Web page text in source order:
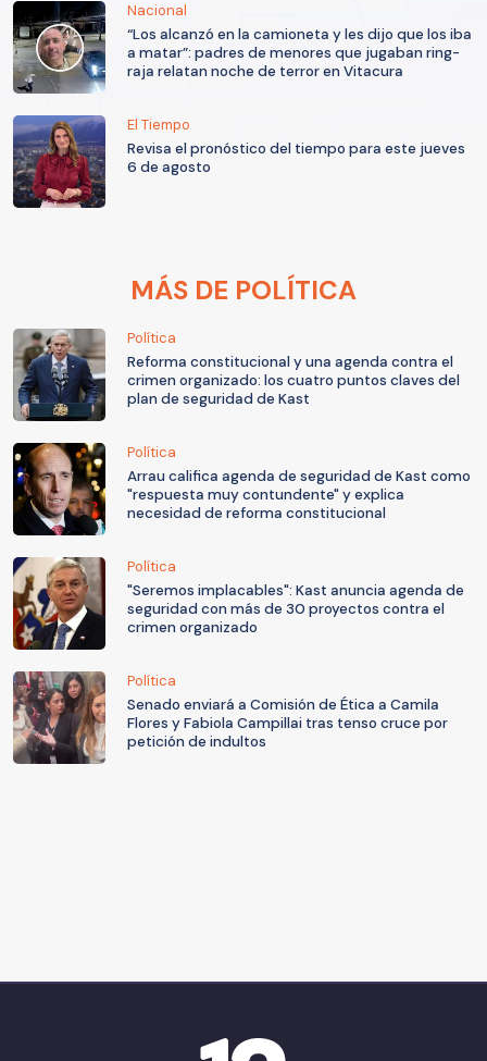
Nacional
“Los alcanzó en la camioneta y les dijo que los iba
a matar”: padres de menores que jugaban ring-
raja relatan noche de terror en Vitacura
El Tiempo
Revisa el pronóstico del tiempo para este jueves
6 de agosto
MÁS DE POLÍTICA
Política
Reforma constitucional y una agenda contra el
crimen organizado: los cuatro puntos claves del
plan de seguridad de Kast
Política
Arrau califica agenda de seguridad de Kast como
"respuesta muy contundente" y explica
necesidad de reforma constitucional
Política
"Seremos implacables": Kast anuncia agenda de
seguridad con más de 30 proyectos contra el
crimen organizado
Política
Senado enviará a Comisión de Ética a Camila
Flores y Fabiola Campillai tras tenso cruce por
petición de indultos